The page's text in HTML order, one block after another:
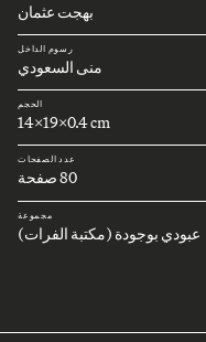
بهجت عثمان
رسوم الداخل
منى السعودي
الحجم
14x19x0.4 cm
عدد الصفحات
80 صفحة
مجموعة
عبودي بوجودة (مكتبة الفرات)